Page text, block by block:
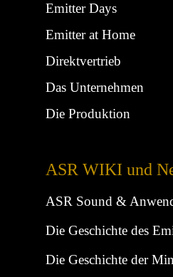
ASR WIKI und
ASR Sound &
Die Geschichte des
Die Geschichte der
Emitter Days
Emitter at Home
Direktvertrieb
Das Unternehmen
Die Produktion